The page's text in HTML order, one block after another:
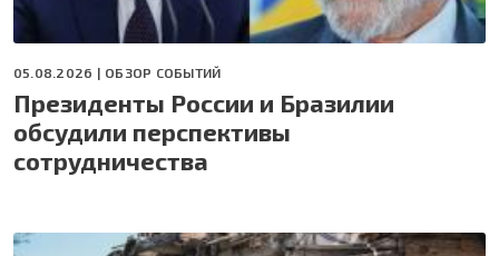
05.08.2026 | ОБЗОР СОБЫТИЙ
Президенты России и Бразилии
обсудили перспективы
сотрудничества